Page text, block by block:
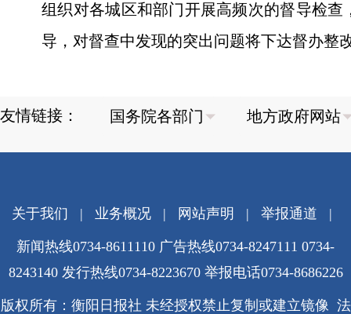
组织对各城区和部门开展高频次的督导检
导，对督查中发现的突出问题将下达督办整
友情链接：
关于我们 | 业务概况| 网站声明 | 举报通道 |
新闻热线0734-8611110 广告热线0734-8247111 0734-
8243140 发行热线0734-8223670 举报电话0734-8686226
版权所有：衡阳日报社 未经授权禁止复制或建立镜像 法